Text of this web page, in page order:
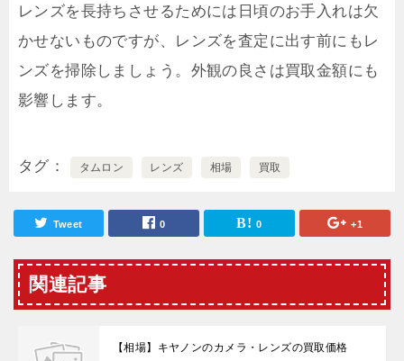
レンズを長持ちさせるためには日頃のお手入れは欠
かせないものですが、レンズを査定に出す前にもレ
ンズを掃除しましょう。外観の良さは買取金額にも
影響します。
タグ タムロン レンズ 相場 買取
Tweet 0 0 +1
関連記事
【相場】キヤノンのカメラ・レンズの買取価格